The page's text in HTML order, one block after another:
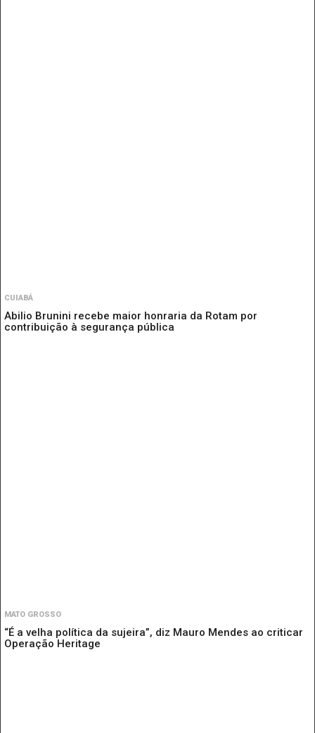
CUIABÁ
Abilio Brunini recebe maior honraria da Rotam por
contribuição à segurança pública
MATO GROSSO
“É a velha política da sujeira”, diz Mauro Mendes ao criticar
Operação Heritage